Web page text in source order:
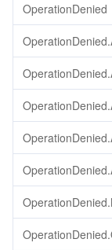
OperationDenied